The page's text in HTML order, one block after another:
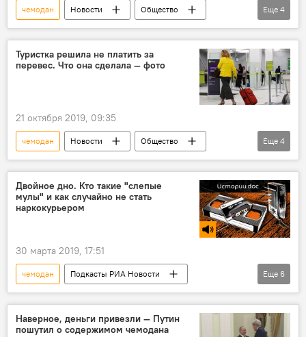
чемодан Новости
Общество
Россия
В мире
пропажа
Еще 4
Туристка решила не платить за
перевес. Что она сделала — фото
21 октября 2019, 09:35
чемодан Новости
Общество
В мире
туристка
одежда
лайфхак
Еще 4
Двойное дно. Кто такие "слепые
мулы" и как случайно не стать
наркокурьером
30 марта 2019, 17:51
чемодан
Подкасты РИА Новости
Радио Sputnik Кыргызстан
В мире
Еще 6
Наверное, деньги привезли — Путин
пошутил о содержимом чемодана